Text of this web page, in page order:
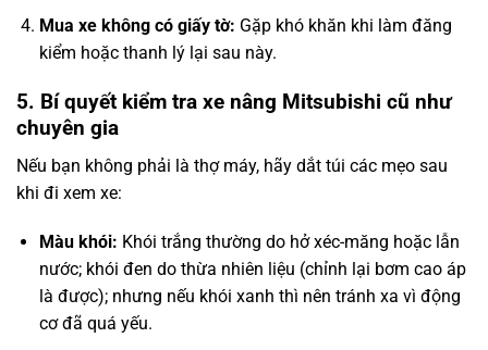
Mua xe không có giấy tờ: Gặp khó khăn khi làm đăng
kiểm hoặc thanh lý lại sau này.
5. Bí quyết kiểm tra xe nâng Mitsubishi cũ như
chuyên gia
Nếu bạn không phải là thợ máy, hãy dắt túi các mẹo sau
khi đi xem xe:
Màu khói: Khói trắng thường do hở xéc-măng hoặc lẫn
nước; khói đen do thừa nhiên liệu (chỉnh lại bơm cao áp
là được); nhưng nếu khói xanh thì nên tránh xa vì động
cơ đã quá yếu.